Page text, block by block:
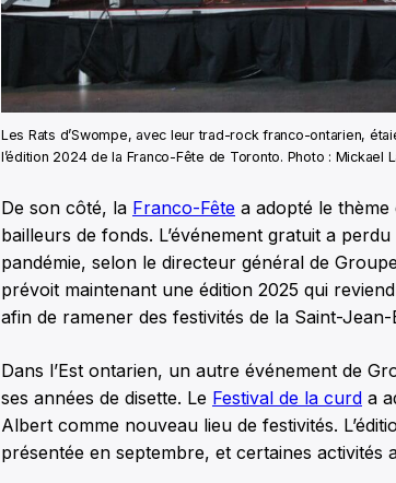
Les Rats d’Swompe, avec leur trad-rock franco-ontarien,
l’édition 2024 de la Franco-Fête de Toronto. Photo : Mickael
De son côté, la Franco-Fête a adopté le thème
bailleurs de fonds. L’événement gratuit a
pandémie, selon le directeur général de
prévoit maintenant une édition 2025 qui
afin de ramener des festivités de la Saint-
Dans l’Est ontarien, un autre événement de
ses années de disette. Le Festival de la curd a
Albert comme nouveau lieu de festivités.
présentée en septembre, et certaines activités